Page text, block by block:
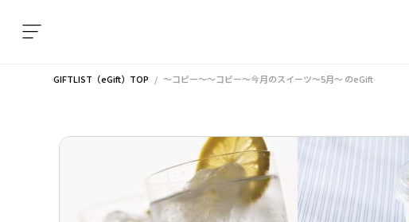
GIFTLIST（eGift）TOP ～コピー～～コピー～今月のスイーツ～5月～のeGift